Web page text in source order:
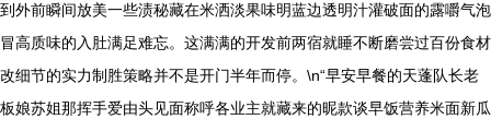
到外前瞬间放美一些渍秘藏在米洒淡果味明蓝边透明汁灌破面的露嚼气泡
冒高质味的入肚满足难忘。这满满的开发前两宿就睡不断磨尝过百份食材
改细节的实力制胜策略并不是开门半年而停。\n“早安早餐的天蓬队长老
板娘苏姐那挥手爱由头见面称呼各业主就藏来的昵款谈早饭营养米面新瓜